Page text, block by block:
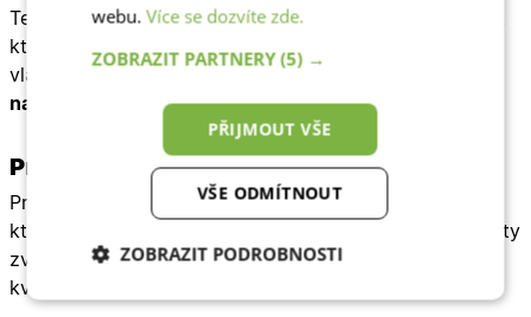
Tento parametr doporučujeme vybrat těm zákazníkům,
kteří od nás nechcou kování namontovat, nebo mají
vlastní kování (klika/klika(koule).
namontovat
madlo, nevybírat vyvrtání kování!
Premiový 3D pant
Premiový 3D pant doporučujeme všem zákazníkům,
kteří dveře budou častěji používat, nebo budou na panty
zvýšené nároky(komerční budova, častější štelování
kvůli sluníčku.....)
webu.Více se dozvíte zde.
ZOBRAZIT PARTNERY(5) →
PŘIJMOUT VŠE
VŠE ODMÍTNOUT
ZOBRAZIT PODROBNOSTI
Nezbytně nutné
Analytické